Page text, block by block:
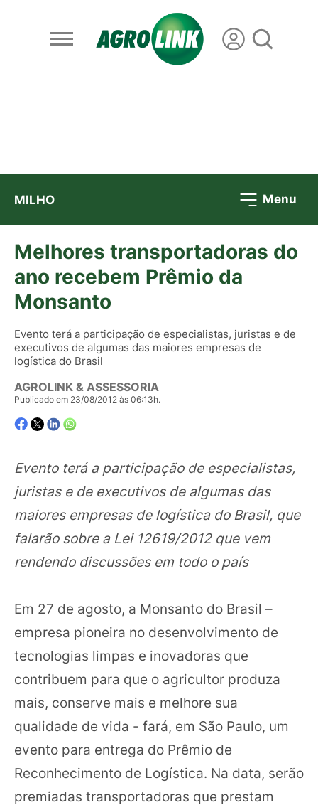
MILHO Menu
Melhores transportadoras do
ano recebem Prêmio da
Monsanto
Evento terá a participação de especialistas, juristas e de
executivos de algumas das maiores empresas de
logística do Brasil
AGROLINK & ASSESSORIA
Publicado em 23/08/2012 às 06:13h.
Evento terá a participação de especialistas,
juristas e de executivos de algumas das
maiores empresas de logística do Brasil, que
falarão sobre a Lei 12619/2012 que vem
rendendo discussões em todo o país
Em 27 de agosto, a Monsanto do Brasil –
empresa pioneira no desenvolvimento de
tecnologias limpas e inovadoras que
contribuem para que o agricultor produza
mais, conserve mais e melhore sua
qualidade de vida - fará, em São Paulo, um
evento para entrega do Prêmio de
Reconhecimento de Logística. Na data, serão
premiadas transportadoras que prestam